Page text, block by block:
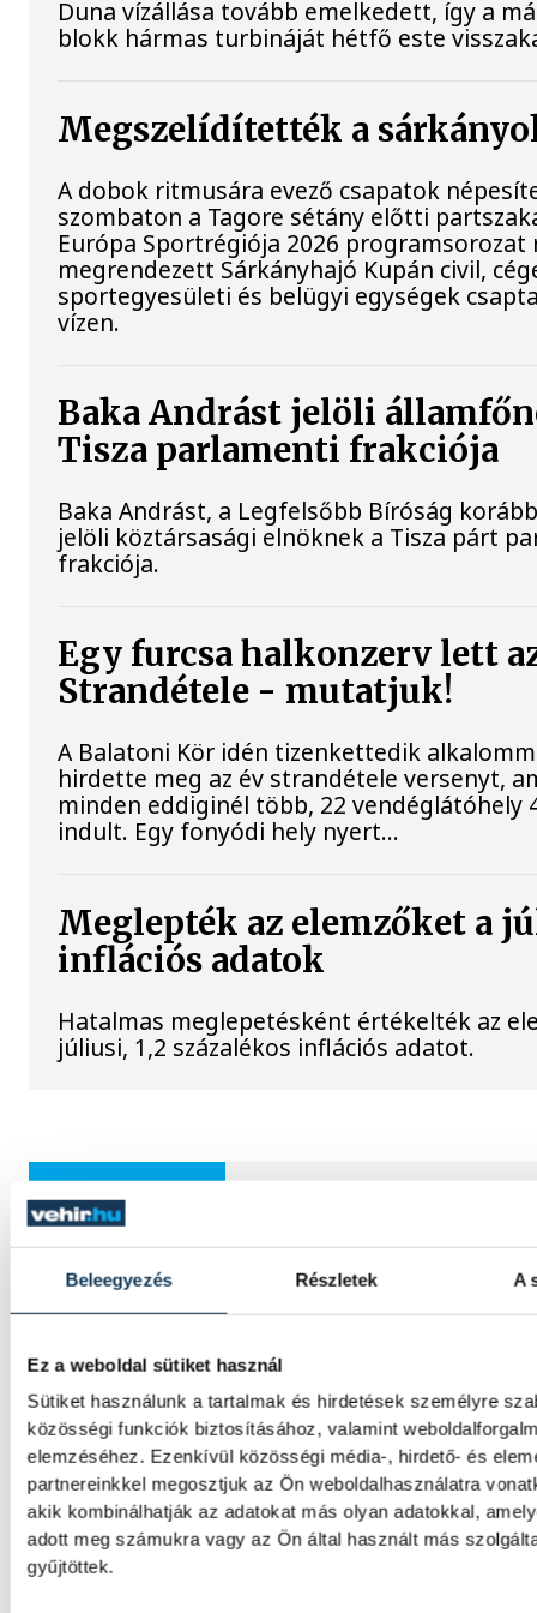
Beleegyezés Részletek A
Ez a weboldal sütiket használ
Sütiket használunk a tartalmak és hirdetések személyre
közösségi funkciók biztosításához, valamint
elemzéséhez. Ezenkívül közösségi média-, hirdető- és
partnereinkkel megosztjuk az Ön weboldalhasználatra
akik kombinálhatják az adatokat más olyan adatokkal,
adott meg számukra vagy az Ön által használt más
gyűjtöttek.
Duna vízállása tovább emelkedett, így a
blokk hármas turbináját hétfő este
Megszelídítették a
A dobok ritmusára evező csapatok
szombaton a Tagore sétány előtti
Európa Sportrégiója 2026 programsorozat
megrendezett Sárkányhajó Kupán civil,
sportegyesületi és belügyi egységek
vízen.
Baka Andrást jelöli
Tisza parlamenti frakciója
Baka Andrást, a Legfelsőbb Bíróság
jelöli köztársasági elnöknek a Tisza párt
frakciója.
Egy furcsa halkonzerv lett
Strandétele - mutatjuk!
A Balatoni Kör idén tizenkettedik
hirdette meg az év strandétele versenyt,
minden eddiginél több, 22 vendéglátóhely
indult. Egy fonyódi hely nyert...
Meglepték az elemzőket a
inflációs adatok
Hatalmas meglepetésként értékelték az
júliusi, 1,2 százalékos inflációs adatot.
SPORT
lett a magyar válogatott
A magyar férfi ifjúsági kézilabda-
lett a belgrádi korosztályos Európa-
mivel 35-31-re kikapott Izlandtól a
helyosztón.